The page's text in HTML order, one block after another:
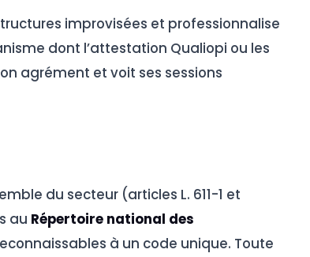
improvisées et professionnalise
dont l’attestation Qualiopi ou les
agrément et voit ses sessions
du secteur (articles L. 611-1 et
au Répertoire national des
à un code unique. Toute